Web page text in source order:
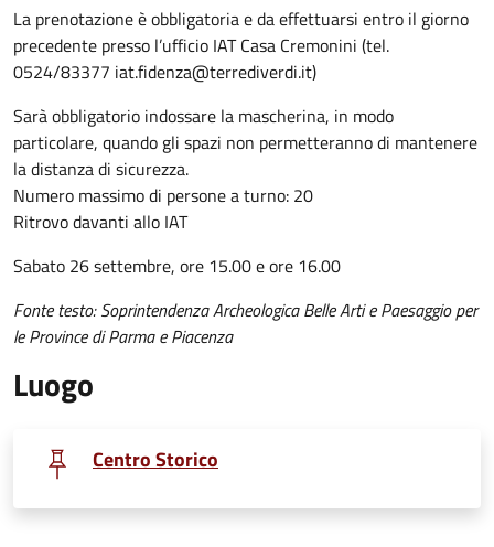
La prenotazione è obbligatoria e da effettuarsi entro il giorno
precedente presso l’ufficio IAT Casa Cremonini (tel.
0524/83377 iat.fidenza@terrediverdi.it)
Sarà obbligatorio indossare la mascherina, in modo
particolare, quando gli spazi non permetteranno di mantenere
la distanza di sicurezza.
Numero massimo di persone a turno: 20
Ritrovo davanti allo IAT
Sabato 26 settembre, ore 15.00 e ore 16.00
Fonte testo: Soprintendenza Archeologica Belle Arti e Paesaggio per
le Province di Parma e Piacenza
Luogo
Centro Storico